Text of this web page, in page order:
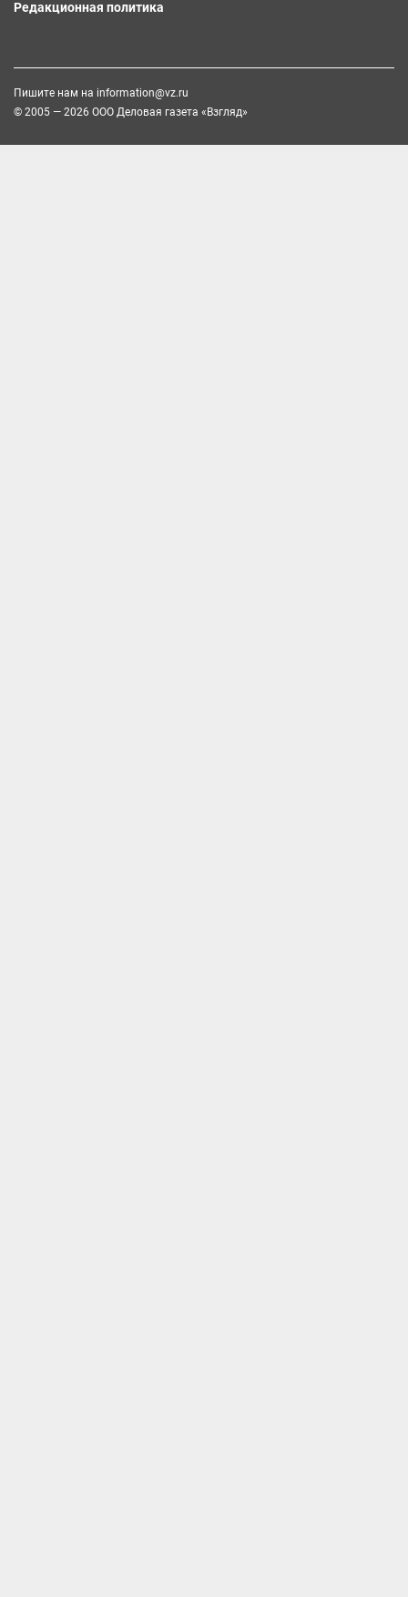
Редакционная политика
Пишите нам на information@vz.ru
© 2005 — 2026 ООО Деловая газета «Взгляд»